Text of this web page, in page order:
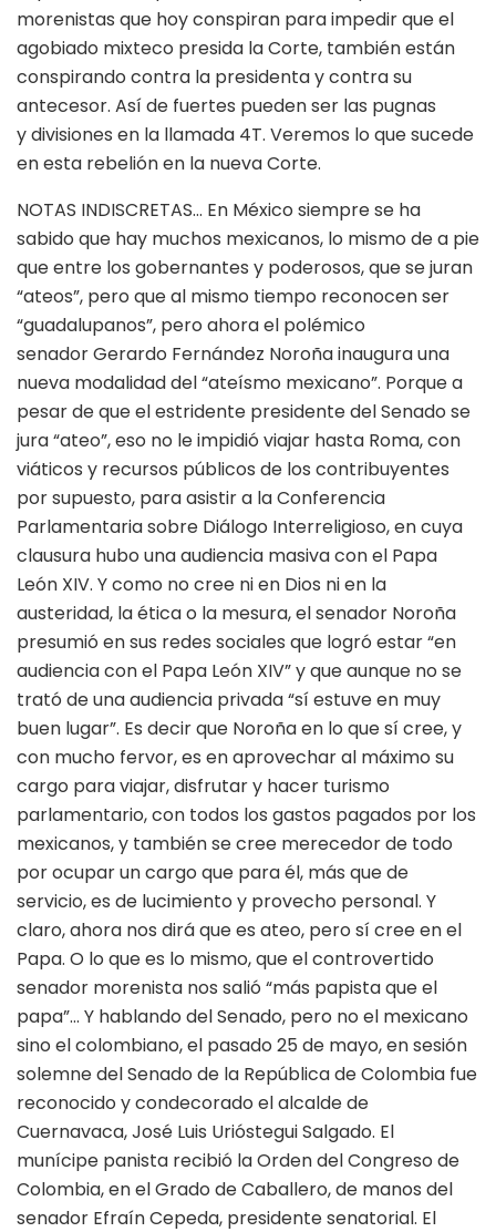
morenistas que hoy conspiran para impedir que el
agobiado mixteco presida la Corte, también están
conspirando contra la presidenta y contra su
antecesor. Así de fuertes pueden ser las pugnas
y divisiones en la llamada 4T. Veremos lo que sucede
en esta rebelión en la nueva Corte.
NOTAS INDISCRETAS… En México siempre se ha
sabido que hay muchos mexicanos, lo mismo de a pie
que entre los gobernantes y poderosos, que se juran
“ateos”, pero que al mismo tiempo reconocen ser
“guadalupanos”, pero ahora el polémico
senador Gerardo Fernández Noroña inaugura una
nueva modalidad del “ateísmo mexicano”. Porque a
pesar de que el estridente presidente del Senado se
jura “ateo”, eso no le impidió viajar hasta Roma, con
viáticos y recursos públicos de los contribuyentes
por supuesto, para asistir a la Conferencia
Parlamentaria sobre Diálogo Interreligioso, en cuya
clausura hubo una audiencia masiva con el Papa
León XIV. Y como no cree ni en Dios ni en la
austeridad, la ética o la mesura, el senador Noroña
presumió en sus redes sociales que logró estar “en
audiencia con el Papa León XIV” y que aunque no se
trató de una audiencia privada “sí estuve en muy
buen lugar”. Es decir que Noroña en lo que sí cree, y
con mucho fervor, es en aprovechar al máximo su
cargo para viajar, disfrutar y hacer turismo
parlamentario, con todos los gastos pagados por los
mexicanos, y también se cree merecedor de todo
por ocupar un cargo que para él, más que de
servicio, es de lucimiento y provecho personal. Y
claro, ahora nos dirá que es ateo, pero sí cree en el
Papa. O lo que es lo mismo, que el controvertido
senador morenista nos salió “más papista que el
papa”… Y hablando del Senado, pero no el mexicano
sino el colombiano, el pasado 25 de mayo, en sesión
solemne del Senado de la República de Colombia fue
reconocido y condecorado el alcalde de
Cuernavaca, José Luis Urióstegui Salgado. El
munícipe panista recibió la Orden del Congreso de
Colombia, en el Grado de Caballero, de manos del
senador Efraín Cepeda, presidente senatorial. El